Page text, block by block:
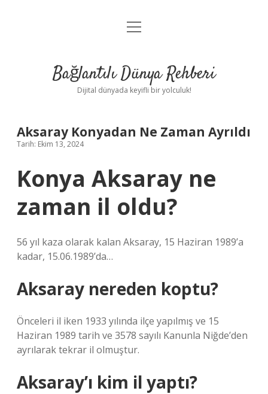
Anasayfa
Yasal Uyarı
menüyü
Bağlantılı Dünya Rehberi
Dijital dünyada keyifli bir yolculuk!
Aksaray Konyadan Ne Zaman Ayrıldı
Tarih: Ekim 13, 2024
Konya Aksaray ne
zaman il oldu?
56 yıl kaza olarak kalan Aksaray, 15 Haziran 1989’a
kadar, 15.06.1989’da…
Aksaray nereden koptu?
Önceleri il iken 1933 yılında ilçe yapılmış ve 15
Haziran 1989 tarih ve 3578 sayılı Kanunla Niğde’den
ayrılarak tekrar il olmuştur.
Aksaray’ı kim il yaptı?